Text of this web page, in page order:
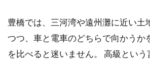
旬の
ネタ
豊橋では、三河湾や遠州灘に近い土
つつ、車と電車のどちらで向かうか
を比べると迷いません。 高級とい